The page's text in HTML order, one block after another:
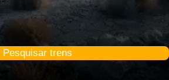
Pesquisar trens